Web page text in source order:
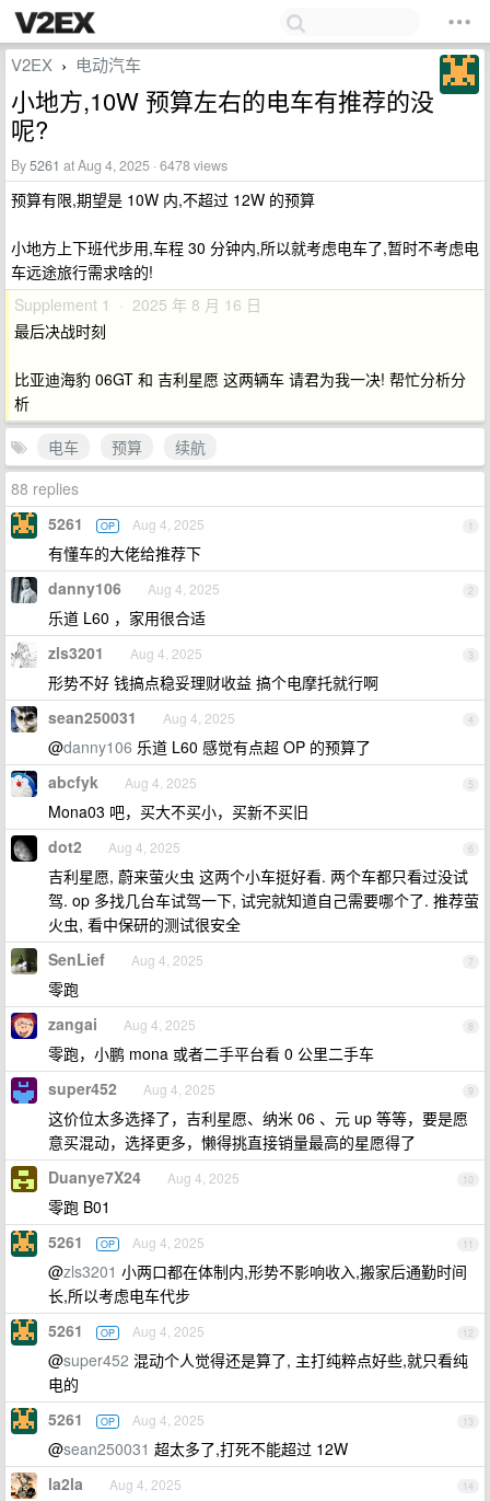
V2EX › 电动汽车
小地方,10W 预算左右的电车有推荐的没
呢?
By5261 at Aug 4, 2025 · 6478 views
预算有限,期望是 10W 内,不超过 12W 的预算
小地方上下班代步用,车程 30 分钟内,所以就考虑电车了,暂时不考虑电
车远途旅行需求啥的!
Supplement 1 · 2025 年 8 月 16 日
最后决战时刻
比亚迪海豹 06GT 和 吉利星愿 这两辆车 请君为我一决! 帮忙分析分
析
电车
预算
续航
88 replies
1
5261 OP Aug 4, 2025
有懂车的大佬给推荐下
2
danny106 Aug 4, 2025
乐道 L60 ，家用很合适
3
zls3201 Aug 4, 2025
形势不好 钱搞点稳妥理财收益 搞个电摩托就行啊
4
sean250031 Aug 4, 2025
@danny106 乐道 L60 感觉有点超 OP 的预算了
5
abcfyk Aug 4, 2025
Mona03 吧，买大不买小，买新不买旧
6
dot2 Aug 4, 2025
吉利星愿, 蔚来萤火虫 这两个小车挺好看. 两个车都只看过没试
驾. op 多找几台车试驾一下, 试完就知道自己需要哪个了. 推荐萤
火虫, 看中保研的测试很安全
7
SenLief Aug 4, 2025
零跑
8
zangai Aug 4, 2025
零跑，小鹏 mona 或者二手平台看 0 公里二手车
9
super452 Aug 4, 2025
这价位太多选择了，吉利星愿、纳米 06 、元 up 等等，要是愿
意买混动，选择更多，懒得挑直接销量最高的星愿得了
10
Duanye7X24 Aug 4, 2025
零跑 B01
11
5261 OP Aug 4, 2025
@zls3201 小两口都在体制内,形势不影响收入,搬家后通勤时间
长,所以考虑电车代步
12
5261 OP Aug 4, 2025
@super452 混动个人觉得还是算了, 主打纯粹点好些,就只看纯
电的
13
5261 OP Aug 4, 2025
@sean250031 超太多了,打死不能超过 12W
14
la2la Aug 4, 2025